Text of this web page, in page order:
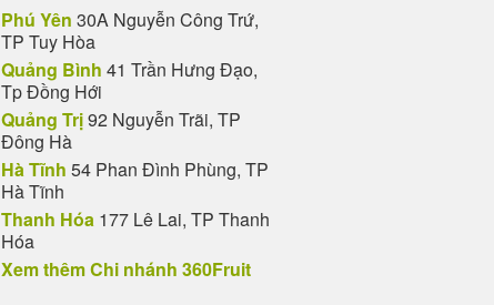
Phú Yên 30A Nguyễn Công Trứ,
TP Tuy Hòa
Quảng Bình 41 Trần Hưng Đạo,
Tp Đồng Hới
Quảng Trị92 Nguyễn Trãi, TP
Đông Hà
Hà Tĩnh 54 Phan Đình Phùng, TP
Hà Tĩnh
Thanh Hóa 177 Lê Lai, TP Thanh
Hóa
Xem thêm Chi nhánh 360Fruit